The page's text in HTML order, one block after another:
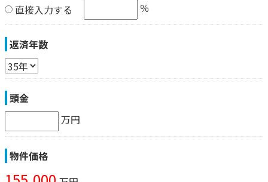
直接入力する
％
返済年数
頭金
万円
物件価格